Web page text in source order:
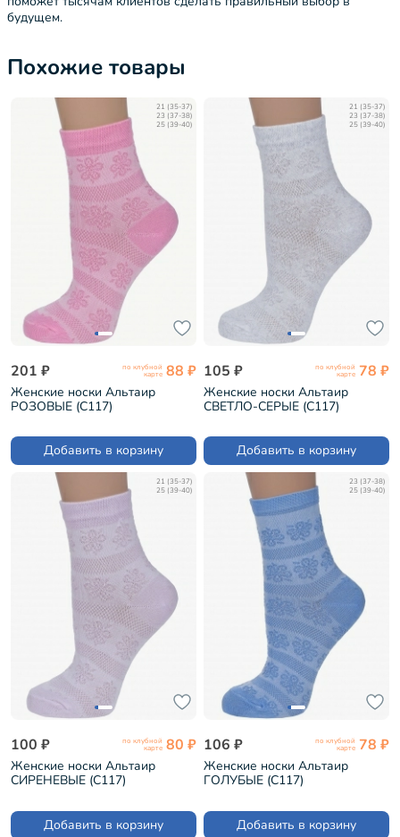
будущем.
Похожие товары
21 (35-37)
23 (37-38)
25 (39-40)
201 ₽ по клубной
карте 88 ₽
Женские носки Альтаир
РОЗОВЫЕ (С117)
Добавить в корзину
21 (35-37)
23 (37-38)
25 (39-40)
105 ₽ по клубной
карте 78 ₽
Женские носки Альтаир
СВЕТЛО-СЕРЫЕ (С117)
Добавить в корзину
21 (35-37)
25 (39-40)
100 ₽ по клубной
карте 80 ₽
Женские носки Альтаир
СИРЕНЕВЫЕ (С117)
Добавить в корзину
23 (37-38)
25 (39-40)
106 ₽ по клубной
карте 78 ₽
Женские носки Альтаир
ГОЛУБЫЕ (С117)
Добавить в корзину